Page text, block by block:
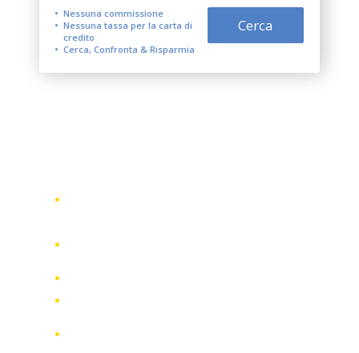
Nessuna commissione
Nessuna tassa per la carta di
credito
Cerca, Confronta & Risparmia
Cerca